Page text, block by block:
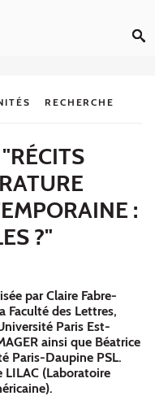
RECHERCHE
:
?"
par Claire Fabre-
Faculté des Lettres,
Paris Est-
ainsi que Béatrice
Paris-Daupine PSL.
(Laboratoire